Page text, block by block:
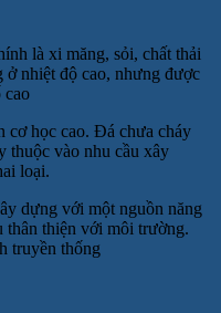
là xi măng, sỏi, chất thải
nhiệt độ cao, nhưng được
cao
cơ học cao. Đá chưa cháy
thuộc vào nhu cầu xây
loại.
dựng với một nguồn năng
thiện với môi trường.
truyền thống